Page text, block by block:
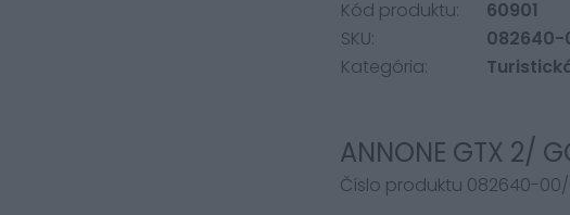
Kód produktu:
60901
SKU:
082640-
Kategória:
ANNONE GTX 2/
Číslo produktu 082640-00/